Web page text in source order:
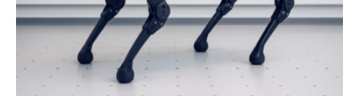
immer größer werden und riesige Datenmengen
verarbeiten müssen, steigt der Bedarf an neuen
Rechenarchitekturen. Neben Quantencomputern
rücken dabei insbesondere…